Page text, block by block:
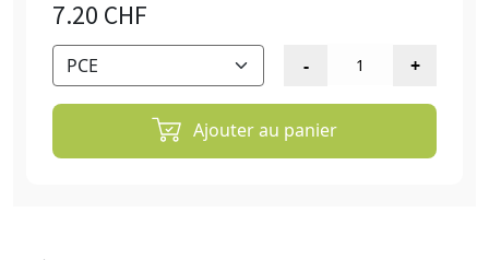
7.20 CHF
Ajouter au panier